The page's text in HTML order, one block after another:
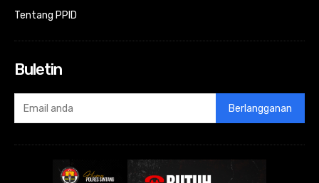
Tentang PPID
Buletin
Berlangganan